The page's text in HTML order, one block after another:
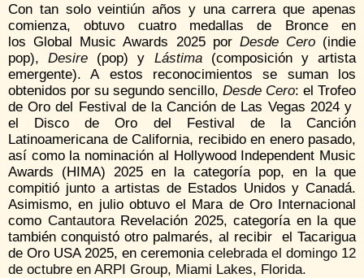
Con tan solo veintiún años y una carrera que apenas
comienza, obtuvo cuatro medallas de Bronce en
los Global Music Awards 2025 por Desde Cero(indie
pop),Desire (pop) y Lástima(composición y artista
emergente). A estos reconocimientos se suman los
obtenidos por su segundo sencillo, Desde Cero: el Trofeo
de Oro del Festival de la Canción de Las Vegas 2024 y
el Disco de Oro del Festival de la Canción
Latinoamericana de California, recibido en enero pasado,
así como la nominación al Hollywood Independent Music
Awards (HIMA) 2025 en la categoría pop, en la que
compitió junto a artistas de Estados Unidos y Canadá.
Asimismo, en julio obtuvo el Mara de Oro Internacional
como CantautoraRevelación 2025, categoría en la que
también conquistó otro palmarés, al recibir el Tacarigua
de Oro USA 2025, en ceremonia celebrada el domingo 12
de octubre en ARPI Group, Miami Lakes, Florida.